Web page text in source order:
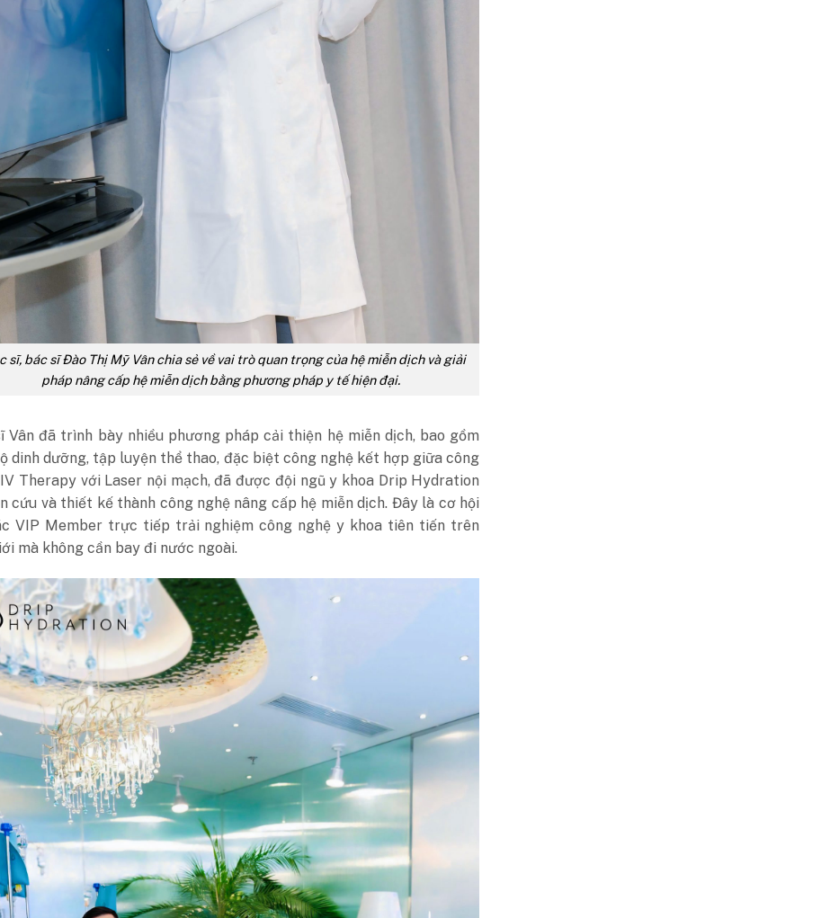
sĩ, bác sĩ Đào Thị Mỹ Vân chia sẻ về vai trò quan trọng của hệ miễn dịch và giải
pháp nâng cấp hệ miễn dịch bằng phương pháp y tế hiện đại.
Vân đã trình bày nhiều phương pháp cải thiện hệ miễn dịch, bao gồm
dinh dưỡng, tập luyện thể thao, đặc biệt công nghệ kết hợp giữa công
Therapy với Laser nội mạch, đã được đội ngũ y khoa Drip Hydration
cứu và thiết kế thành công nghệ nâng cấp hệ miễn dịch. Đây là cơ hội
VIP Member trực tiếp trải nghiệm công nghệ y khoa tiên tiến trên
mà không cần bay đi nước ngoài.